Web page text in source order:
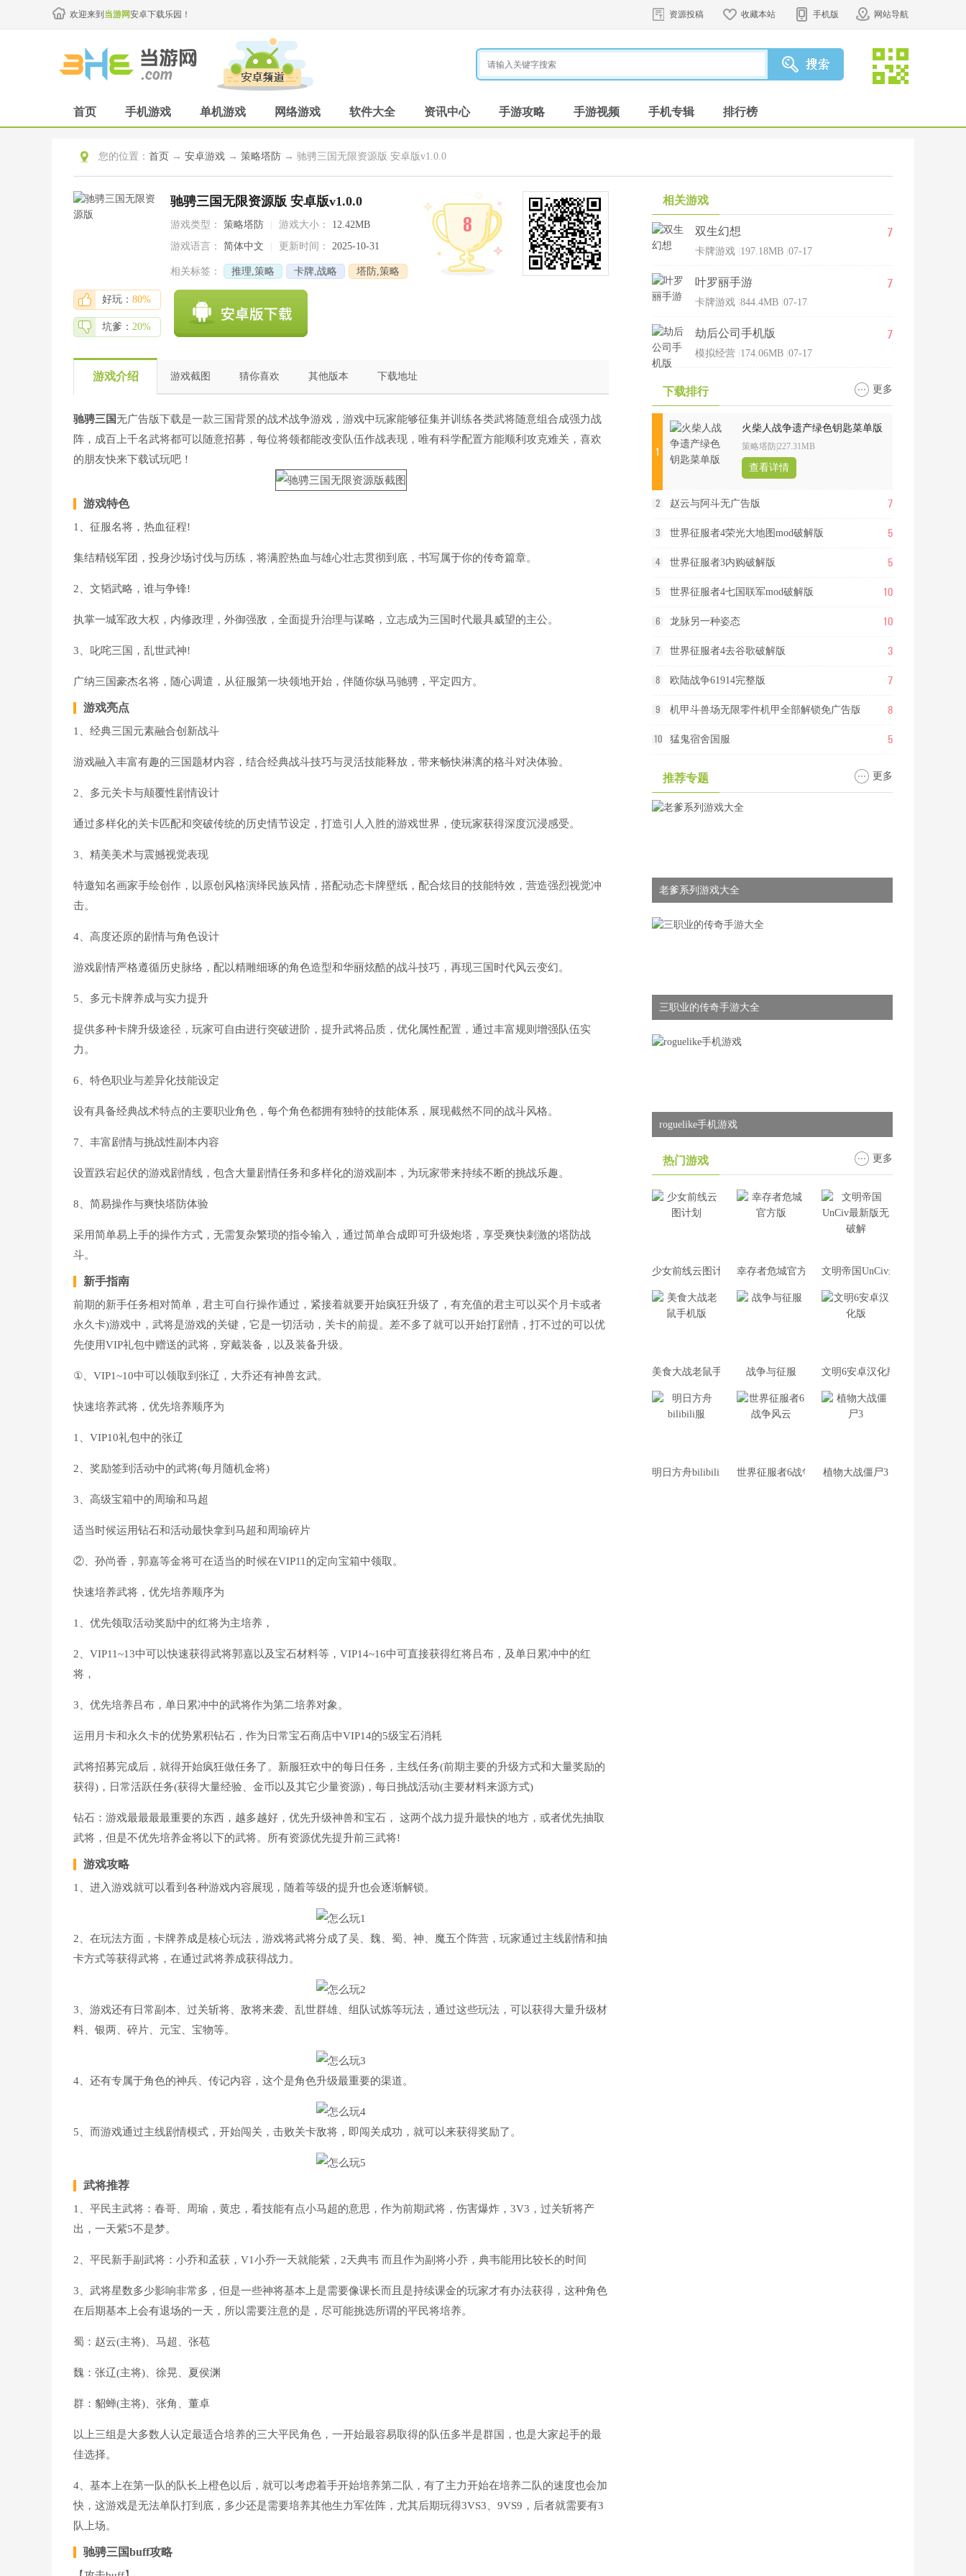
欢迎来到 当游网安卓下载乐园！ 资源投稿 收藏本站 手机版 网站导航
首页 手机游戏 单机游戏 网络游戏 软件大全 资讯中心 手游攻略 手游视频 手机专辑 排行榜
您的位置： 首页 → 安卓游戏 → 策略塔防 → 驰骋三国无限资源版 安卓版v1.0.0
驰骋三国无限资源版 安卓版v1.0.0
游戏类型： 策略塔防 游戏大小：
12.42MB
游戏语言：
简体中文 更新时间： 2025-10-31
相关标签： 推理,策略 卡牌,战略 塔防,策略
8
好玩： 80%
坑爹： 20%
游戏介绍 游戏截图 猜你喜欢 其他版本 下载地址
驰骋三国无广告版下载是一款三国背景的战术战争游戏，游戏中玩家能够征集并训练各类武将随意组合成强力战
阵，成百上千名武将都可以随意招募，每位将领都能改变队伍作战表现，唯有科学配置方能顺利攻克难关，喜欢
的朋友快来下载试玩吧！
游戏特色
1、征服名将，热血征程!
集结精锐军团，投身沙场讨伐与历练，将满腔热血与雄心壮志贯彻到底，书写属于你的传奇篇章。
2、文韬武略，谁与争锋!
执掌一城军政大权，内修政理，外御强敌，全面提升治理与谋略，立志成为三国时代最具威望的主公。
3、叱咤三国，乱世武神!
广纳三国豪杰名将，随心调遣，从征服第一块领地开始，伴随你纵马驰骋，平定四方。
游戏亮点
1、经典三国元素融合创新战斗
游戏融入丰富有趣的三国题材内容，结合经典战斗技巧与灵活技能释放，带来畅快淋漓的格斗对决体验。
2、多元关卡与颠覆性剧情设计
通过多样化的关卡匹配和突破传统的历史情节设定，打造引人入胜的游戏世界，使玩家获得深度沉浸感受。
3、精美美术与震撼视觉表现
特邀知名画家手绘创作，以原创风格演绎民族风情，搭配动态卡牌壁纸，配合炫目的技能特效，营造强烈视觉冲
击。
4、高度还原的剧情与角色设计
游戏剧情严格遵循历史脉络，配以精雕细琢的角色造型和华丽炫酷的战斗技巧，再现三国时代风云变幻。
5、多元卡牌养成与实力提升
提供多种卡牌升级途径，玩家可自由进行突破进阶，提升武将品质，优化属性配置，通过丰富规则增强队伍实
力。
6、特色职业与差异化技能设定
设有具备经典战术特点的主要职业角色，每个角色都拥有独特的技能体系，展现截然不同的战斗风格。
7、丰富剧情与挑战性副本内容
设置跌宕起伏的游戏剧情线，包含大量剧情任务和多样化的游戏副本，为玩家带来持续不断的挑战乐趣。
8、简易操作与爽快塔防体验
采用简单易上手的操作方式，无需复杂繁琐的指令输入，通过简单合成即可升级炮塔，享受爽快刺激的塔防战
斗。
新手指南
前期的新手任务相对简单，君主可自行操作通过，紧接着就要开始疯狂升级了，有充值的君主可以买个月卡或者
永久卡)游戏中，武将是游戏的关键，它是一切活动，关卡的前提。差不多了就可以开始打剧情，打不过的可以优
先使用VIP礼包中赠送的武将，穿戴装备，以及装备升级。
①、VIP1~10中可以领取到张辽，大乔还有神兽玄武。
快速培养武将，优先培养顺序为
1、VIP10礼包中的张辽
2、奖励签到活动中的武将(每月随机金将)
3、高级宝箱中的周瑜和马超
适当时候运用钻石和活动最快拿到马超和周瑜碎片
②、孙尚香，郭嘉等金将可在适当的时候在VIP11的定向宝箱中领取。
快速培养武将，优先培养顺序为
1、优先领取活动奖励中的红将为主培养，
2、VIP11~13中可以快速获得武将郭嘉以及宝石材料等，VIP14~16中可直接获得红将吕布，及单日累冲中的红
将，
3、优先培养吕布，单日累冲中的武将作为第二培养对象。
运用月卡和永久卡的优势累积钻石，作为日常宝石商店中VIP14的5级宝石消耗
武将招募完成后，就得开始疯狂做任务了。新服狂欢中的每日任务，主线任务(前期主要的升级方式和大量奖励的
获得)，日常活跃任务(获得大量经验、金币以及其它少量资源)，每日挑战活动(主要材料来源方式)
钻石：游戏最最最最重要的东西，越多越好，优先升级神兽和宝石， 这两个战力提升最快的地方，或者优先抽取
武将，但是不优先培养金将以下的武将。所有资源优先提升前三武将!
游戏攻略
1、进入游戏就可以看到各种游戏内容展现，随着等级的提升也会逐渐解锁。
2、在玩法方面，卡牌养成是核心玩法，游戏将武将分成了吴、魏、蜀、神、魔五个阵营，玩家通过主线剧情和抽
卡方式等获得武将，在通过武将养成获得战力。
3、游戏还有日常副本、过关斩将、敌将来袭、乱世群雄、组队试炼等玩法，通过这些玩法，可以获得大量升级材
料、银两、碎片、元宝、宝物等。
4、还有专属于角色的神兵、传记内容，这个是角色升级最重要的渠道。
5、而游戏通过主线剧情模式，开始闯关，击败关卡敌将，即闯关成功，就可以来获得奖励了。
武将推荐
1、平民主武将：春哥、周瑜，黄忠，看技能有点小马超的意思，作为前期武将，伤害爆炸，3V3，过关斩将产
出，一天紫5不是梦。
2、平民新手副武将：小乔和孟获，V1小乔一天就能紫，2天典韦 而且作为副将小乔，典韦能用比较长的时间
3、武将星数多少影响非常多，但是一些神将基本上是需要像课长而且是持续课金的玩家才有办法获得，这种角色
在后期基本上会有退场的一天，所以需要注意的是，尽可能挑选所谓的平民将培养。
蜀：赵云(主将)、马超、张苞
魏：张辽(主将)、徐晃、夏侯渊
群：貂蝉(主将)、张角、董卓
以上三组是大多数人认定最适合培养的三大平民角色，一开始最容易取得的队伍多半是群国，也是大家起手的最
佳选择。
4、基本上在第一队的队长上橙色以后，就可以考虑着手开始培养第二队，有了主力开始在培养二队的速度也会加
快，这游戏是无法单队打到底，多少还是需要培养其他生力军佐阵，尤其后期玩得3VS3、9VS9，后者就需要有3
队上场。
驰骋三国buff攻略
相关游戏
双生幻想
卡牌游戏 197.18MB 07-17
7
叶罗丽手游
卡牌游戏 844.4MB 07-17
7
劫后公司手机版
模拟经营 174.06MB 07-17
7
下载排行 更多
1
火柴人战争遗产绿色钥匙菜单版
策略塔防 227.31MB
查看详情
2 赵云与阿斗无广告版 7
3 世界征服者4荣光大地图mod破解版 5
4 世界征服者3内购破解版 5
5 世界征服者4七国联军mod破解版 10
6 龙脉另一种姿态 10
7 世界征服者4去谷歌破解版 3
8 欧陆战争61914完整版 7
9 机甲斗兽场无限零件机甲全部解锁免广告版 8
10 猛鬼宿舍国服 5
推荐专题 更多
老爹系列游戏大全
三职业的传奇手游大全
roguelike手机游戏
热门游戏 更多
少女前线云图计划 幸存者危城官方版 文明帝国UnCiv最新版无破解
美食大战老鼠手机版 战争与征服 文明6安卓汉化版
明日方舟bilibili服 世界征服者6战争风云植物大战僵尸3